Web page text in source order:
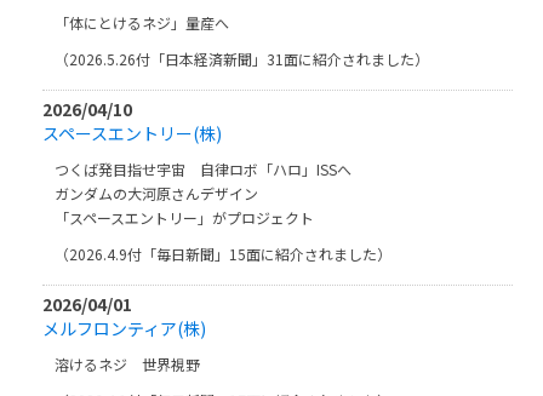
「体にとけるネジ」量産へ
（2026.5.26付「日本経済新聞」31面に紹介されました）
2026/04/10
スペースエントリー(株)
つくば発目指せ宇宙 自律ロボ「ハロ」ISSへ
ガンダムの大河原さんデザイン
「スペースエントリー」がプロジェクト
（2026.4.9付「毎日新聞」15面に紹介されました）
2026/04/01
メルフロンティア(株)
溶けるネジ 世界視野